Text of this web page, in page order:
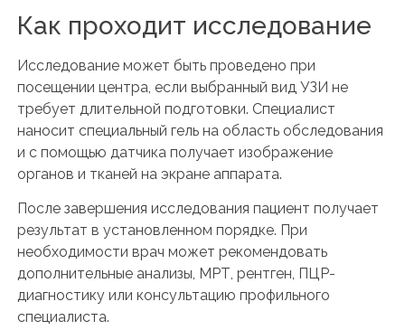
Как проходит исследование
Исследование может быть проведено при
посещении центра, если выбранный вид УЗИ не
требует длительной подготовки. Специалист
наносит специальный гель на область обследования
и с помощью датчика получает изображение
органов и тканей на экране аппарата.
После завершения исследования пациент получает
результат в установленном порядке. При
необходимости врач может рекомендовать
дополнительные анализы, МРТ, рентген, ПЦР-
диагностику или консультацию профильного
специалиста.